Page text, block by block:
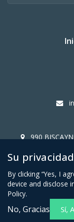
990
Copy Right
Términos y
Su
By clicking “Yes, I
device and disclose
Policy.
No, Gracias Sí,